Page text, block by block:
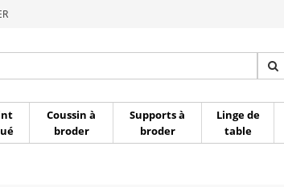
Coussin à
broder
Supports à
broder
Linge de
table